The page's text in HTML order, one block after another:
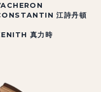
江詩丹頓
真力時